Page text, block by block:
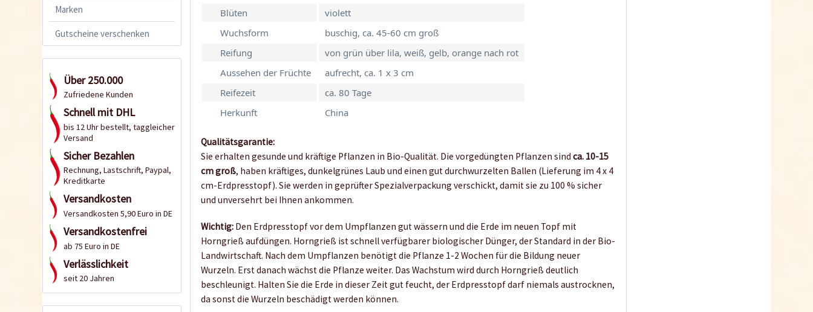
Marken
Gutscheine verschenken
Über 250.000
Zufriedene Kunden
Schnell mit DHL
bis 12 Uhr bestellt, taggleicher
Versand
Sicher Bezahlen
Rechnung, Lastschrift, Paypal,
Kreditkarte
Versandkosten
Versandkosten 5,90 Euro in DE
Versandkostenfrei
ab 75 Euro in DE
Verlässlichkeit
seit 20 Jahren
Blüten
violett
Wuchsform
buschig, ca. 45-60 cm groß
Reifung
von grün über lila, weiß, gelb, orange nach rot
Aussehen der Früchte
aufrecht, ca. 1 x 3 cm
Reifezeit
ca. 80 Tage
Herkunft
China
Qualitätsgarantie:
Sie erhalten gesunde und kräftige Pflanzen in Bio-Qualität. Die vorgedüngten Pflanzen sindca. 10-15
cm groß, haben kräftiges, dunkelgrünes Laub und einen gut durchwurzelten Ballen (Lieferung im 4 x 4
cm-Erdpresstopf). Sie werden in geprüfter Spezialverpackung verschickt, damit sie zu 100 % sicher
und unversehrt bei Ihnen ankommen.
Wichtig: Den Erdpresstopf vor dem Umpflanzen gut wässern und die Erde im neuen Topf mit
Horngrieß aufdüngen. Horngrieß ist schnell verfügbarer biologischer Dünger, der Standard in der Bio-
Landwirtschaft. Nach dem Umpflanzen benötigt die Pflanze 1-2 Wochen für die Bildung neuer
Wurzeln. Erst danach wächst die Pflanze weiter. Das Wachstum wird durch Horngrieß deutlich
beschleunigt. Halten Sie die Erde in dieser Zeit gut feucht, der Erdpresstopf darf niemals austrocknen,
da sonst die Wurzeln beschädigt werden können.